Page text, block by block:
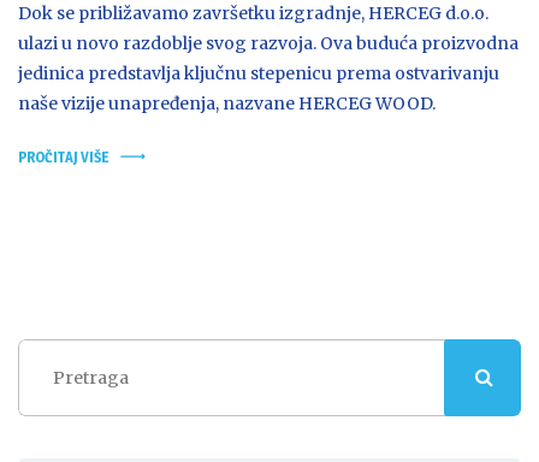
Dok se približavamo završetku izgradnje, HERCEG d.o.o.
ulazi u novo razdoblje svog razvoja. Ova buduća proizvodna
jedinica predstavlja ključnu stepenicu prema ostvarivanju
naše vizije unapređenja, nazvane HERCEG WOOD.
PROČITAJ VIŠE